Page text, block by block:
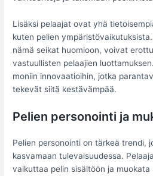
Lisäksi pelaajat ovat yhä
kuten pelien
nämä seikat huomioon, voivat
vastuullisten pelaajien
moniin innovaatioihin, jotka
tekevät siitä kestävämpää.
Pelien personointi ja
Pelien personointi on tärkeä trendi,
kasvamaan tulevaisuudessa.
vaikuttaa pelin sisältöön ja muokata